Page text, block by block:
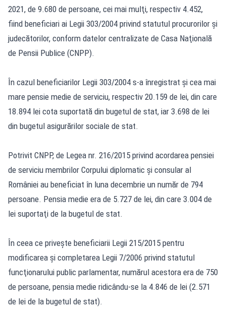
2021, de 9.680 de persoane, cei mai mulţi, respectiv 4.452,
fiind beneficiari ai Legii 303/2004 privind statutul procurorilor şi
judecătorilor, conform datelor centralizate de Casa Naţională
de Pensii Publice (CNPP).
În cazul beneficiarilor Legii 303/2004 s-a înregistrat şi cea mai
mare pensie medie de serviciu, respectiv 20.159 de lei, din care
18.894 lei cota suportată din bugetul de stat, iar 3.698 de lei
din bugetul asigurărilor sociale de stat.
Potrivit CNPP, de Legea nr. 216/2015 privind acordarea pensiei
de serviciu membrilor Corpului diplomatic şi consular al
României au beneficiat în luna decembrie un număr de 794
persoane. Pensia medie era de 5.727 de lei, din care 3.004 de
lei suportaţi de la bugetul de stat.
În ceea ce priveşte beneficiarii Legii 215/2015 pentru
modificarea şi completarea Legii 7/2006 privind statutul
funcţionarului public parlamentar, numărul acestora era de 750
de persoane, pensia medie ridicându-se la 4.846 de lei (2.571
de lei de la bugetul de stat).